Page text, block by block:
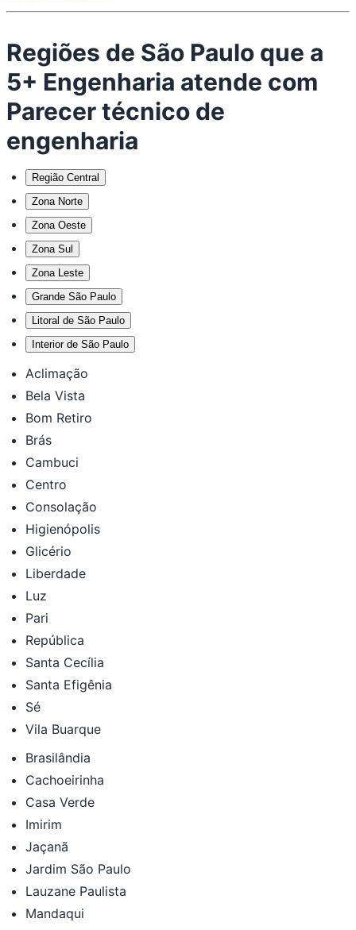
Regiões de São Paulo que a
5+ Engenharia atende com
Parecer técnico de
engenharia
Região Central
Zona Norte
Zona Oeste
Zona Sul
Zona Leste
Grande São Paulo
Litoral de São Paulo
Interior de São Paulo
Aclimação
Bela Vista
Bom Retiro
Brás
Cambuci
Centro
Consolação
Higienópolis
Glicério
Liberdade
Luz
Pari
República
Santa Cecília
Santa Efigênia
Sé
Vila Buarque
Brasilândia
Cachoeirinha
Casa Verde
Imirim
Jaçanã
Jardim São Paulo
Lauzane Paulista
Mandaqui